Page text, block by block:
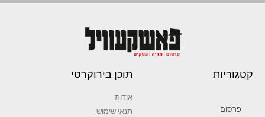
קטגוריות
פרסום
תוכן בירוקרטי
אודות
תנאי שימוש